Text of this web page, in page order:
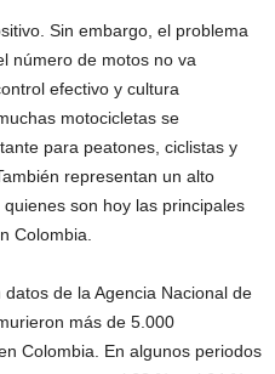
Sin embargo, el problema
número de motos no va
efectivo y cultura
motocicletas se
para peatones, ciclistas y
representan un alto
son hoy las principales
Colombia.
de la Agencia Nacional de
más de 5.000
Colombia. En algunos periodos